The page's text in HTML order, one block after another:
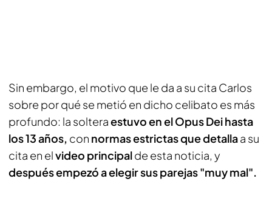
Sin embargo, el motivo que le da a su cita Carlos
sobre por qué se metió en dicho celibato es más
profundo: la solteraestuvo en el Opus Dei hasta
los 13 años, con normas estrictas que detallaa su
cita en elvideo principalde esta noticia, y
después empezó a elegir sus parejas "muy mal".